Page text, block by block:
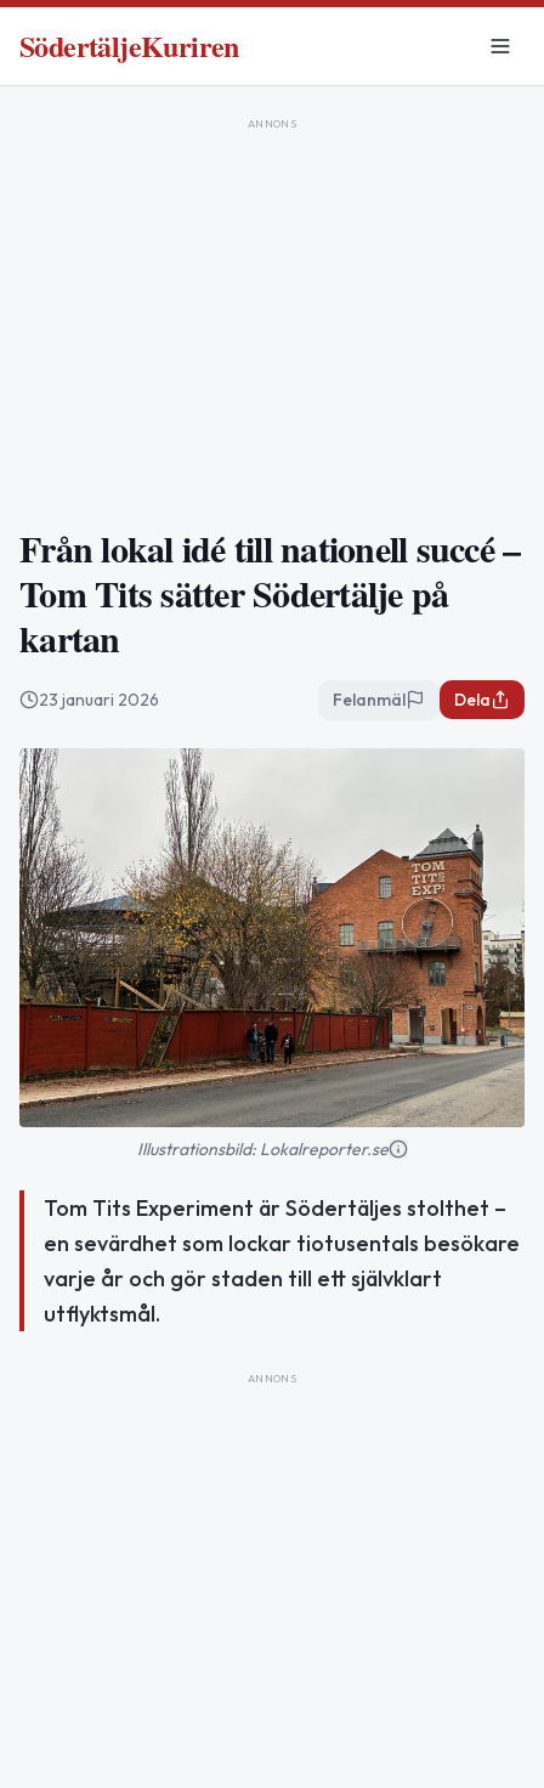
SödertäljeKuriren
ANNONS
Från lokal idé till nationell succé –
Tom Tits sätter Södertälje på
kartan
23 januari 2026 Felanmäl Dela
Illustrationsbild: Lokalreporter.se
Tom Tits Experiment är Södertäljes stolthet –
en sevärdhet som lockar tiotusentals besökare
varje år och gör staden till ett självklart
utflyktsmål.
ANNONS